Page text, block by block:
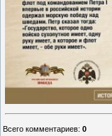
Всего комментариев: 0